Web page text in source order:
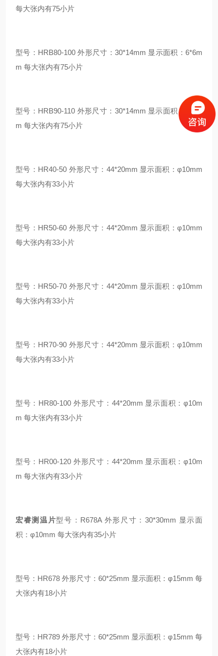
每大张内有75小片
型号：HRB80-100 外形尺寸：30*14mm 显示面积：6*6m
m 每大张内有75小片
型号：HRB90-110 外形尺寸：30*14mm 显示面积：6*6m
m 每大张内有75小片
型号：HR40-50 外形尺寸：44*20mm 显示面积：φ10mm
每大张内有33小片
型号：HR50-60 外形尺寸：44*20mm 显示面积：φ10mm
每大张内有33小片
型号：HR50-70 外形尺寸：44*20mm 显示面积：φ10mm
每大张内有33小片
型号：HR70-90 外形尺寸：44*20mm 显示面积：φ10mm
每大张内有33小片
型号：HR80-100 外形尺寸：44*20mm 显示面积：φ10m
m 每大张内有33小片
型号：HR00-120 外形尺寸：44*20mm 显示面积：φ10m
m 每大张内有33小片
宏睿测温片型号： R678A 外形尺寸：30*30mm 显示面
积：φ10mm 每大张内有35小片
型号：HR678 外形尺寸：60*25mm 显示面积：φ15mm 每
大张内有18小片
型号：HR789 外形尺寸：60*25mm 显示面积：φ15mm 每
大张内有18小片